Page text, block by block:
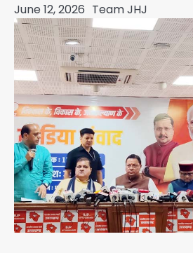
June 12, 2026 Team JHJ